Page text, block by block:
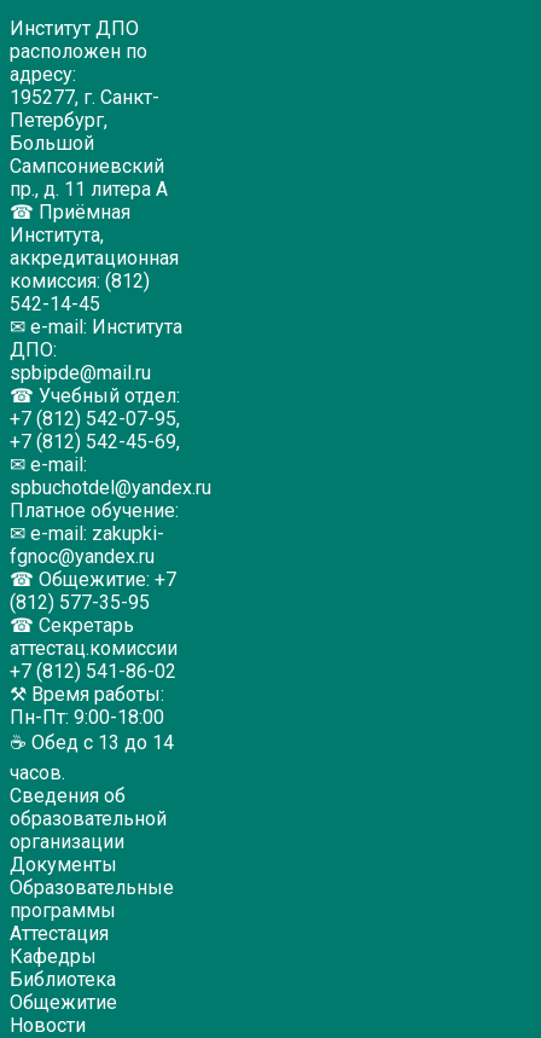
Институт ДПО
расположен по
адресу:
195277, г. Санкт-
Петербург,
Большой
Сампсониевский
пр., д. 11 литера А
☎ Приёмная
Института,
аккредитационная
комиссия: (812)
542-14-45
✉ e-mail: Института
ДПО:
spbipde@mail.ru
☎ Учебный отдел:
+7 (812) 542-07-95,
+7 (812) 542-45-69,
✉ e-mail:
spbuchotdel@yandex.ru
Платное обучение:
✉ e-mail: zakupki-
fgnoc@yandex.ru
☎ Общежитие: +7
(812) 577-35-95
☎ Секретарь
аттестац.комиссии
+7 (812) 541-86-02
⚒ Время работы:
Пн-Пт: 9:00-18:00
☕ Обед с 13 до 14
часов.
Сведения об
образовательной
организации
Документы
Образовательные
программы
Аттестация
Кафедры
Библиотека
Общежитие
Новости